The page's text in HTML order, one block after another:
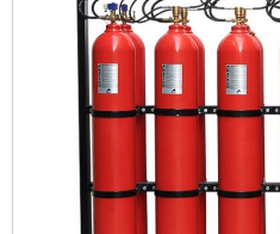
ĐẦU BÁO TIA LỬA IR3
CHUẨN FM
LIÊN
Mã sản